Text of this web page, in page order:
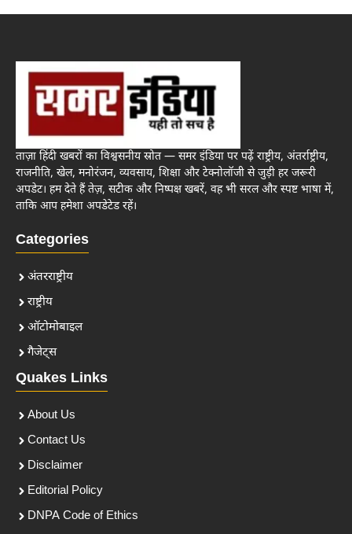
ताज़ा हिंदी खबरों का विश्वसनीय स्रोत — समर इंडिया पर पढ़ें राष्ट्रीय, अंतर्राष्ट्रीय,
राजनीति, खेल, मनोरंजन, व्यवसाय, शिक्षा और टेक्नोलॉजी से जुड़ी हर जरूरी
अपडेट। हम देते हैं तेज़, सटीक और निष्पक्ष खबरें, वह भी सरल और स्पष्ट भाषा में,
ताकि आप हमेशा अपडेटेड रहें।
Categories
अंतरराष्ट्रीय
राष्ट्रीय
ऑटोमोबाइल
गैजेट्स
Quakes Links
About Us
Contact Us
Disclaimer
Editorial Policy
DNPA Code of Ethics